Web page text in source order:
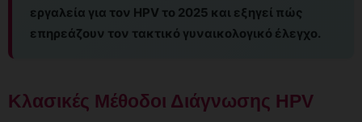
εργαλεία για τον HPV το 2025 και εξηγεί πώς
επηρεάζουν τον τακτικό γυναικολογικό έλεγχο.
Κλασικές Μέθοδοι Διάγνωσης HPV